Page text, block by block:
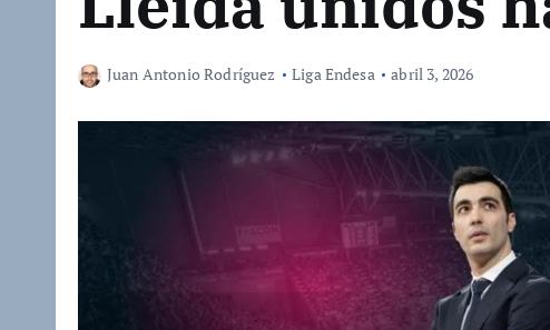
Juan Antonio Rodríguez Liga Endesa abril 3, 2026